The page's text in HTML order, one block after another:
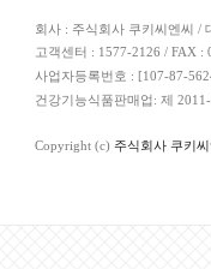
회사 : 주식회사 쿠키씨엔씨 /
고객센터 : 1577-2126 / FAX
사업자등록번호 : [107-87-
건강기능식품판매업: 제
Copyright (c) 주식회사 쿠키